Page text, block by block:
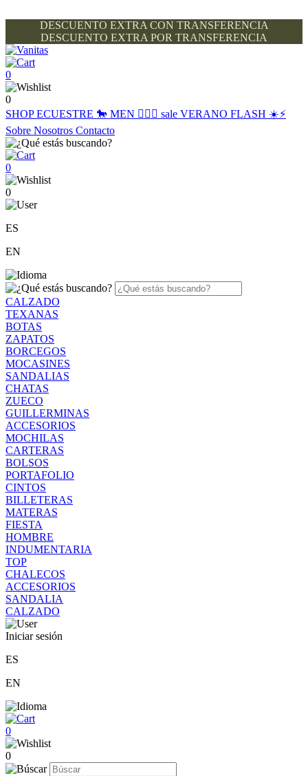
DESCUENTO EXTRA CON TRANSFERENCIA
DESCUENTO EXTRA POR TRANSFERENCIA
0
0
SHOPECUESTRE 🐎 MEN 🙋🏽‍♂️ sale VERANO FLASH ☀️⚡️
Sobre Nosotros Contacto
0
0
ES
EN
CALZADO
TEXANAS
BOTAS
ZAPATOS
BORCEGOS
MOCASINES
SANDALIAS
CHATAS
ZUECO
GUILLERMINAS
ACCESORIOS
MOCHILAS
CARTERAS
BOLSOS
PORTAFOLIO
CINTOS
BILLETERAS
MATERAS
FIESTA
HOMBRE
INDUMENTARIA
TOP
CHALECOS
ACCESORIOS
SANDALIA
CALZADO
Iniciar sesión
ES
EN
0
0